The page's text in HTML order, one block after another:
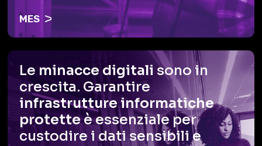
MES
Le minacce digitali sono in
crescita. Garantire
infrastrutture informatiche
protetteè essenziale per
custodire i dati sensibili e